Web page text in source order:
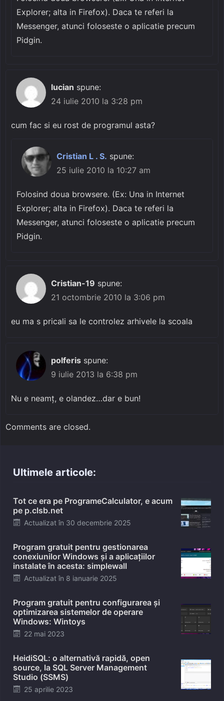
Explorer; alta in Firefox). Daca te referi la
Messenger, atunci foloseste o aplicatie precum
Pidgin.
lucian spune:
24 iulie 2010 la 3:28 pm
cum fac si eu rost de programul asta?
Cristian L . S. spune:
25 iulie 2010 la 10:27 am
Folosind doua browsere. (Ex: Una in Internet
Explorer; alta in Firefox). Daca te referi la
Messenger, atunci foloseste o aplicatie precum
Pidgin.
Cristian-19 spune:
21 octombrie 2010 la 3:06 pm
eu ma s pricali sa le controlez arhivele la scoala
polferis spune:
9 iulie 2013 la 6:38 pm
Nu e neamț, e olandez…dar e bun!
Comments are closed.
Ultimele articole:
Tot ce era pe ProgrameCalculator, e acum
pe p.clsb.net
Posted
Actualizat în 30 decembrie 2025
Program gratuit pentru gestionarea
conexiunilor Windows și a aplicațiilor
instalate în acesta: simplewall
Posted
Actualizat în 8 ianuarie 2025
Program gratuit pentru configurarea și
optimizarea sistemelor de operare
Windows: Wintoys
Posted
22 mai 2023
HeidiSQL: o alternativă rapidă, open
source, la SQL Server Management
Studio (SSMS)
Posted
25 aprilie 2023